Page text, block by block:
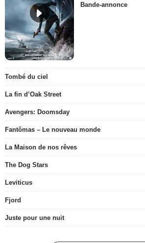
Bande-annonce
Tombé du ciel
La fin d’Oak Street
Avengers: Doomsday
Fantômas – Le nouveau monde
La Maison de nos rêves
The Dog Stars
Leviticus
Fjord
Juste pour une nuit